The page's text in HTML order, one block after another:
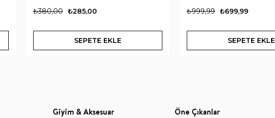
₺285,00
₺380,00
SEPETE EKLE
₺699,99
₺999,99
SEPETE EKLE
Giyim & Aksesuar Öne Çıkanlar